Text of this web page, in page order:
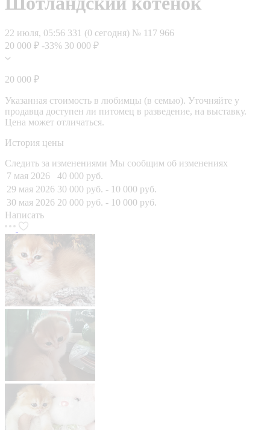
22 июля, 05:56 331 (0 сегодня) № 117 966
20 000 ₽ -33% 30 000 ₽
20 000 ₽
Указанная стоимость в любимцы (в семью). Уточняйте у
продавца доступен ли питомец в разведение, на выставку.
Цена может отличаться.
История цены
Следить за изменениями Мы сообщим об изменениях
7 мая 2026
40 000 руб.
29 мая 2026 30 000 руб. - 10 000 руб.
30 мая 2026 20 000 руб. - 10 000 руб.
Написать